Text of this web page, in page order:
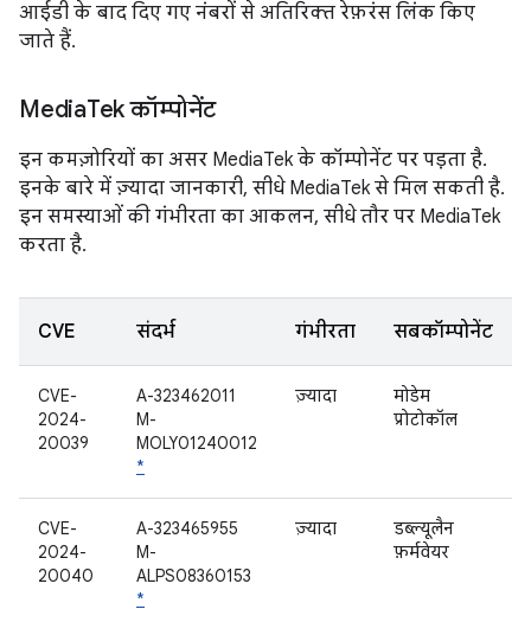
आईडी के बाद दिए गए नंबरों से अतिरिक्त रेफ़रंस लिंक किए
जाते हैं.
MediaTek कॉम्पोनेंट
इन कमज़ोरियों का असर MediaTek के कॉम्पोनेंट पर पड़ता है.
इनके बारे में ज़्यादा जानकारी, सीधे MediaTek से मिल सकती है.
इन समस्याओं की गंभीरता का आकलन, सीधे तौर पर MediaTek
करता है.
CVE संदर्भ गंभीरता सबकॉम्पोनेंट
CVE-
2024-
20039
A-323462011
M-
MOLY01240012
*
ज़्यादा
मोडेम
प्रोटोकॉल
CVE-
2024-
20040
A-323465955
M-
ALPS08360153
*
ज़्यादा
डब्ल्यूलैन
फ़र्मवेयर